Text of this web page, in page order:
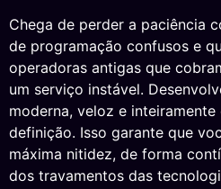
Chega de perder a paciência
de programação confusos e
operadoras antigas que
um serviço instável.
moderna, veloz e
definição. Isso garante que
máxima nitidez, de forma
dos travamentos das